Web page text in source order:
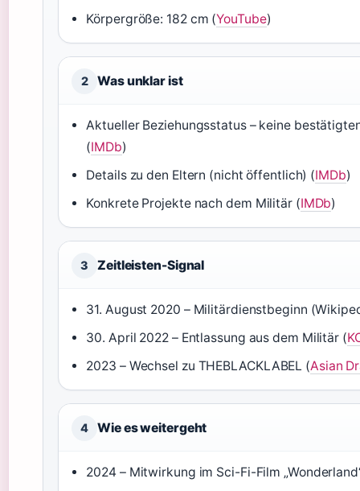
Körpergröße: 182 cm (YouTube)
2 Was unklar ist
Aktueller Beziehungsstatus – keine
(IMDb)
Details zu den Eltern (nicht öffentlich) (IMDb)
Konkrete Projekte nach dem Militär (IMDb)
3 Zeitleisten-Signal
31. August 2020 – Militärdienstbeginn
30. April 2022 – Entlassung aus dem Militär (
2023 – Wechsel zu THEBLACKLABEL (Asian
4 Wie es weitergeht
2024 – Mitwirkung im Sci-Fi-Film